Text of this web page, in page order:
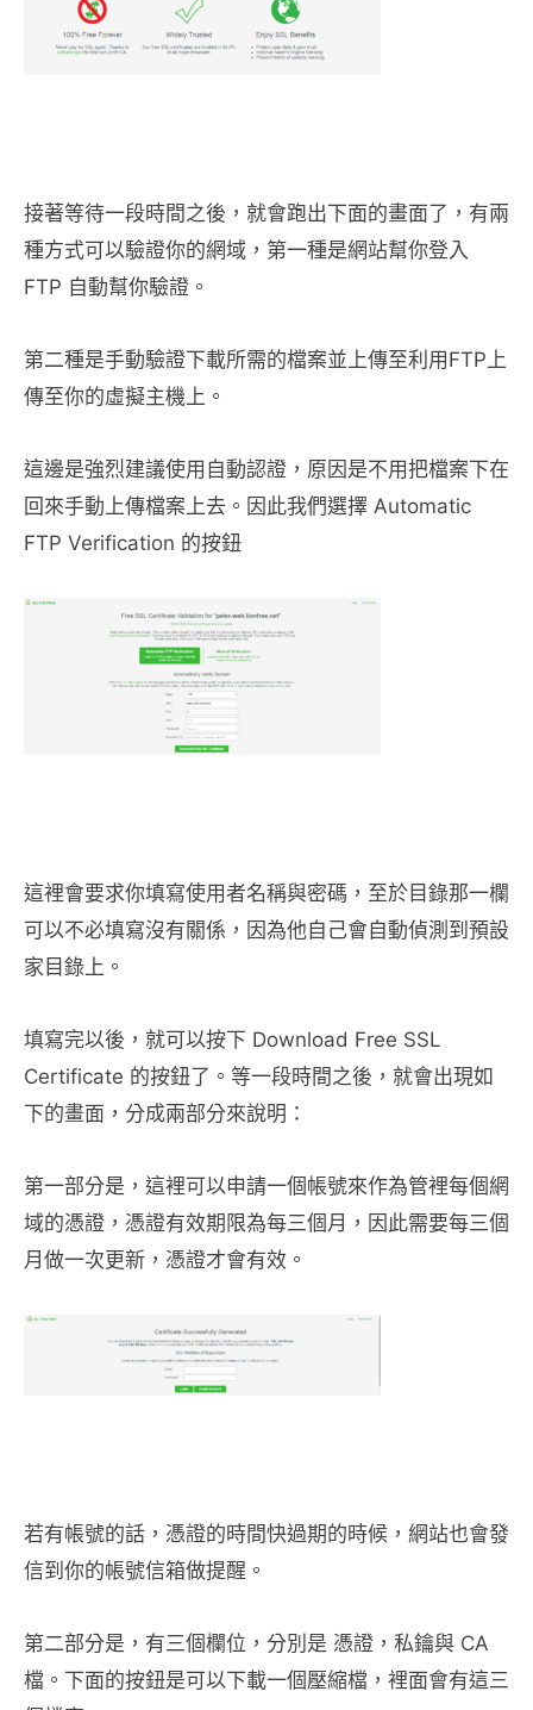
接著等待一段時間之後，就會跑出下面的畫面了，有兩
種方式可以驗證你的網域，第一種是網站幫你登入
FTP 自動幫你驗證。
第二種是手動驗證下載所需的檔案並上傳至利用FTP上
傳至你的虛擬主機上。
這邊是強烈建議使用自動認證，原因是不用把檔案下在
回來手動上傳檔案上去。因此我們選擇 Automatic
FTP Verification 的按鈕
這裡會要求你填寫使用者名稱與密碼，至於目錄那一欄
可以不必填寫沒有關係，因為他自己會自動偵測到預設
家目錄上。
填寫完以後，就可以按下 Download Free SSL
Certificate 的按鈕了。等一段時間之後，就會出現如
下的畫面，分成兩部分來說明：
第一部分是，這裡可以申請一個帳號來作為管裡每個網
域的憑證，憑證有效期限為每三個月，因此需要每三個
月做一次更新，憑證才會有效。
若有帳號的話，憑證的時間快過期的時候，網站也會發
信到你的帳號信箱做提醒。
第二部分是，有三個欄位，分別是 憑證，私鑰與 CA
檔。下面的按鈕是可以下載一個壓縮檔，裡面會有這三